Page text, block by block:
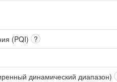
(PQI) ?
динамический диапазон)